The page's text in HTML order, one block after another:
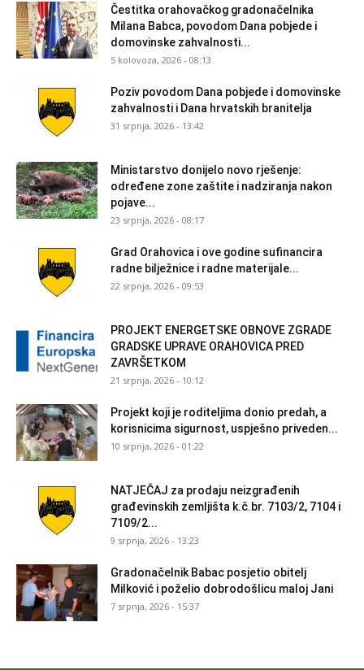
Čestitka orahovačkog gradonačelnika
Milana Babca, povodom Dana pobjede i
domovinske zahvalnosti...
5 kolovoza, 2026 - 08:13
Poziv povodom Dana pobjede i domovinske
zahvalnosti i Dana hrvatskih branitelja
31 srpnja, 2026 - 13:42
Ministarstvo donijelo novo rješenje:
određene zone zaštite i nadziranja nakon
pojave...
23 srpnja, 2026 - 08:17
Grad Orahovica i ove godine sufinancira
radne bilježnice i radne materijale...
22 srpnja, 2026 - 09:53
PROJEKT ENERGETSKE OBNOVE ZGRADE
GRADSKE UPRAVE ORAHOVICA PRED
ZAVRŠETKOM
21 srpnja, 2026 - 10:12
Projekt koji je roditeljima donio predah, a
korisnicima sigurnost, uspješno priveden...
10 srpnja, 2026 - 01:22
NATJEČAJ za prodaju neizgrađenih
građevinskih zemljišta k.č.br. 7103/2, 7104 i
7109/2...
9 srpnja, 2026 - 13:23
Gradonačelnik Babac posjetio obitelj
Milković i poželio dobrodošlicu maloj Jani
7 srpnja, 2026 - 15:37